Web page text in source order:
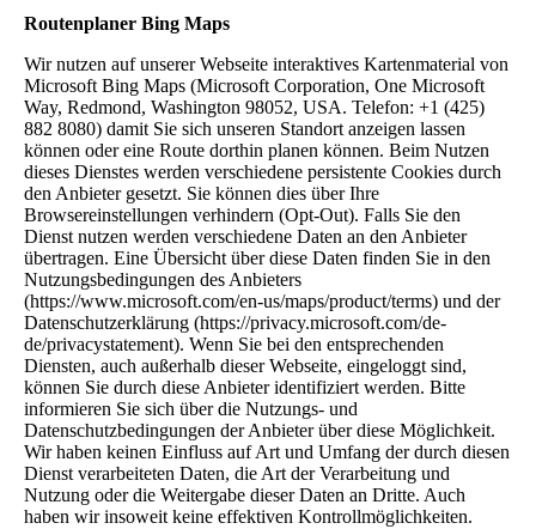
Routenplaner Bing Maps
Wir nutzen auf unserer Webseite interaktives Kartenmaterial von
Microsoft Bing Maps (Microsoft Corporation, One Microsoft
Way, Redmond, Washington 98052, USA. Telefon: +1 (425)
882 8080) damit Sie sich unseren Standort anzeigen lassen
können oder eine Route dorthin planen können. Beim Nutzen
dieses Dienstes werden verschiedene persistente Cookies durch
den Anbieter gesetzt. Sie können dies über Ihre
Browsereinstellungen verhindern (Opt-Out). Falls Sie den
Dienst nutzen werden verschiedene Daten an den Anbieter
übertragen. Eine Übersicht über diese Daten finden Sie in den
Nutzungsbedingungen des Anbieters
(https://www.microsoft.com/en-us/maps/product/terms) und der
Datenschutzerklärung (https://privacy.microsoft.com/de-
de/privacystatement). Wenn Sie bei den entsprechenden
Diensten, auch außerhalb dieser Webseite, eingeloggt sind,
können Sie durch diese Anbieter identifiziert werden. Bitte
informieren Sie sich über die Nutzungs- und
Datenschutzbedingungen der Anbieter über diese Möglichkeit.
Wir haben keinen Einfluss auf Art und Umfang der durch diesen
Dienst verarbeiteten Daten, die Art der Verarbeitung und
Nutzung oder die Weitergabe dieser Daten an Dritte. Auch
haben wir insoweit keine effektiven Kontrollmöglichkeiten.